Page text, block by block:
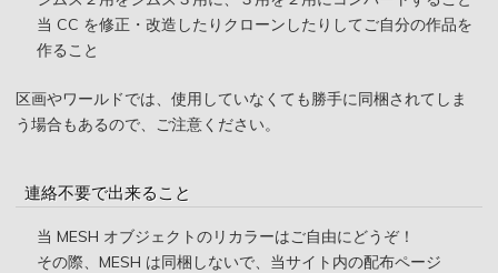
当 CC を修正・改造したりクローンしたりしてご自分の作品を
作ること
区画やワールドでは、使用していなくても勝手に同梱されてしま
う場合もあるので、ご注意ください。
連絡不要で出来ること
当 MESH オブジェクトのリカラーはご自由にどうぞ！
その際、MESH は同梱しないで、当サイト内の配布ページ